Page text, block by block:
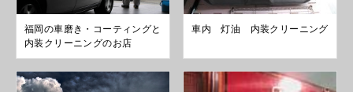
福岡の車磨き・コーティングと
内装クリーニングのお店
車内 灯油 内装クリーニング